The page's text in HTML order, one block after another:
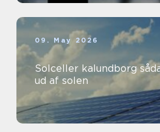
09. May 2026
Solceller kalundborg sådan får du mest
ud af solen